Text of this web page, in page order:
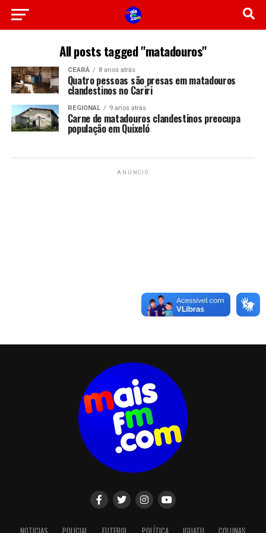
All posts tagged "matadouros"
CEARÁ 8 anos atrás
Quatro pessoas são presas em matadouros
clandestinos no Cariri
REGIONAL 9 anos atrás
Carne de matadouros clandestinos preocupa
população em Quixeló
ANÚNCIO